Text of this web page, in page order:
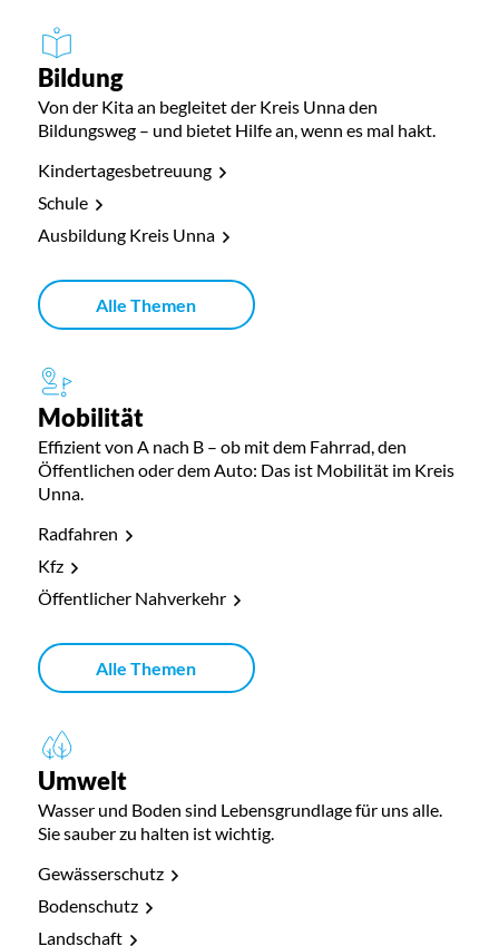
Bildung
Von der Kita an begleitet der Kreis Unna den
Bildungsweg – und bietet Hilfe an, wenn es mal hakt.
Kindertagesbetreuung
Schule
Ausbildung Kreis Unna
Alle Themen
Mobilität
Effizient von A nach B – ob mit dem Fahrrad, den
Öffentlichen oder dem Auto: Das ist Mobilität im Kreis
Unna.
Radfahren
Kfz
Öffentlicher Nahverkehr
Alle Themen
Umwelt
Wasser und Boden sind Lebensgrundlage für uns alle.
Sie sauber zu halten ist wichtig.
Gewässerschutz
Bodenschutz
Landschaft